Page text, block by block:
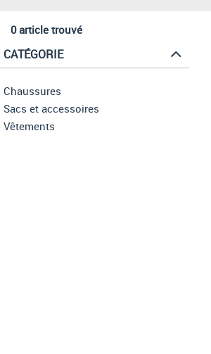
0 article trouvé
CATÉGORIE
Chaussures
Sacs et accessoires
Vêtements